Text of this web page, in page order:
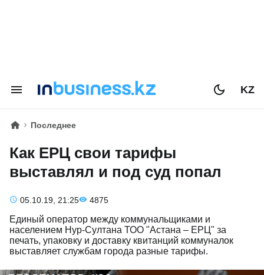
KZ
Последнее
Как ЕРЦ свои тарифы
выставлял и под суд попал
05.10.19, 21:25 4875
Единый оператор между коммунальщиками и
населением Нур-Султана ТОО "Астана – ЕРЦ" за
печать, упаковку и доставку квитанций коммуналок
выставляет службам города разные тарифы.